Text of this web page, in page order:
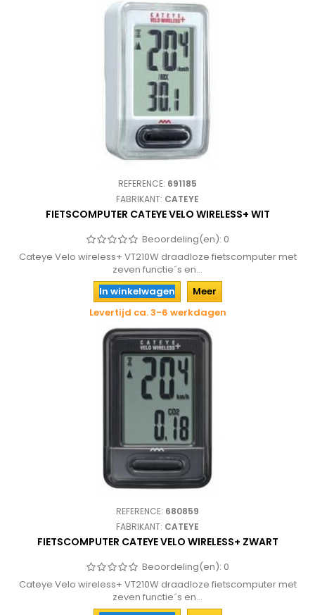
REFERENCE: 691185
FABRIKANT: CATEYE
FIETSCOMPUTER CATEYE VELO WIRELESS+ WIT
Beoordeling(en): 0
Cateye Velo wireless+ VT210W draadloze fietscomputer met
zeven functie´s en...
In winkelwagen
Meer
Levertijd ca. 3-6 werkdagen
REFERENCE: 680859
FABRIKANT: CATEYE
FIETSCOMPUTER CATEYE VELO WIRELESS+ ZWART
Beoordeling(en): 0
Cateye Velo wireless+ VT210W draadloze fietscomputer met
zeven functie´s en...